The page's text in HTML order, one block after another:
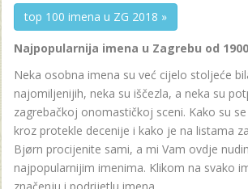
top 100 imena u ZG 2018 »
Najpopularnija imena u Zagrebu od
Neka osobna imena su već cijelo stoljeće
najomiljenijih, neka su iščezla, a neka su
zagrebačkoj onomastičkoj sceni. Kako su
kroz protekle decenije i kako je na listama
Bjørn procijenite sami, a mi Vam ovdje
najpopularnijim imenima. Klikom na svako
značenju i podrijetlu imena